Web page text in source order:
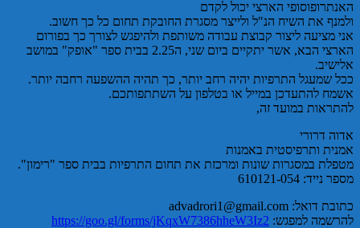
האנתרופוסופי הארצי יכול לקדם
ולמנף את השיח הנ"ל ולייצר מסגרת החובקת תחום כל כך חשוב.
אני מציעה ליצור קבוצת עבודה משותפת ולהיפגש לצורך כך בפורום
הארצי הבא, אשר יתקיים ביום שני, ה2.25 בבית ספר "אופק" במושב
אלישיב.
ככל שמעגל התרפיות יהיה רחב יותר, כך תהיה ההשפעה רחבה יותר.
אשמח להתעדכן במייל או בטלפון על השתתפותכם.
להתראות במועד זה,
אדוה דרורי
אמנית ותרפיסטית באמנות
מטפלת במסגרות שונות ומרכזת את תחום התרפיות בבית ספר "רימון".
מספר נייד: 610121-054
כתובת דואל: advadrori1@gmail.com
להרשמה למפגש: https://goo.gl/forms/jKqxW7386hheW3Iz2